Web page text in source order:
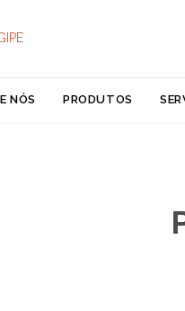
NÓS PRODUTOS